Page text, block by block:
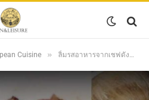
Cuisine » ลิ้มรสอาหารจากเชฟดังระดับโลก ”บ๊อบบี้ ชินน์” กับบรรยากาศวิวกรุงเทพฯมุมสูงประดุจเหินเวหา ณ Vertigo, โรงแรมบันยันทรี กรุงเทพ